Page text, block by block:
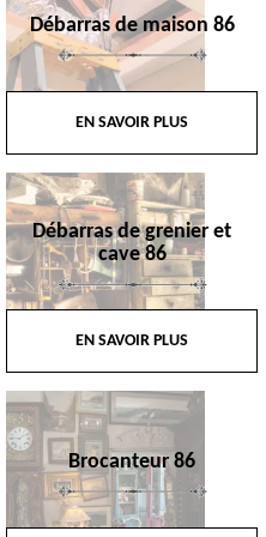
Débarras de maison 86
EN SAVOIR PLUS
Débarras de grenier et
cave 86
EN SAVOIR PLUS
Brocanteur 86